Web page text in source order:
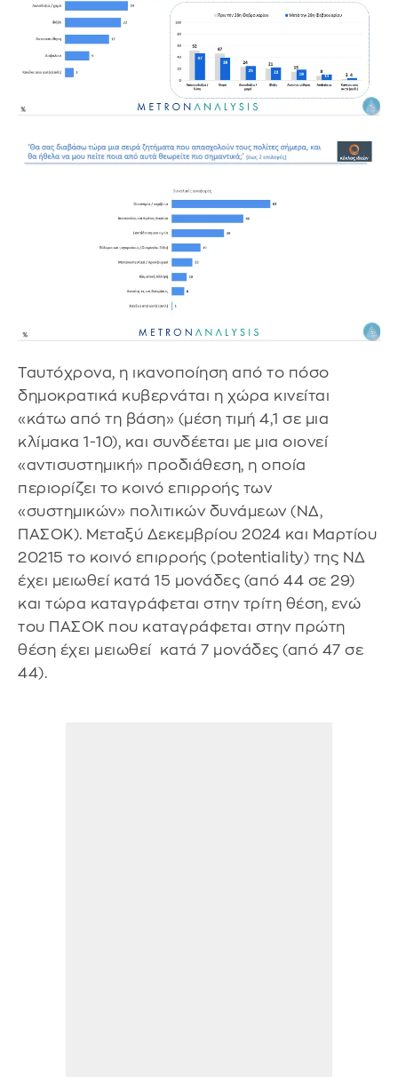
Ταυτόχρονα, η ικανοποίηση από το πόσο
δημοκρατικά κυβερνάται η χώρα κινείται
«κάτω από τη βάση» (μέση τιμή 4,1 σε μια
κλίμακα 1-10), και συνδέεται με μια οιονεί
«αντισυστημική» προδιάθεση, η οποία
περιορίζει το κοινό επιρροής των
«συστημικών» πολιτικών δυνάμεων (ΝΔ,
ΠΑΣΟΚ). Μεταξύ Δεκεμβρίου 2024 και Μαρτίου
20215 το κοινό επιρροής (potentiality) της ΝΔ
έχει μειωθεί κατά 15 μονάδες (από 44 σε 29)
και τώρα καταγράφεται στην τρίτη θέση, ενώ
του ΠΑΣΟΚ που καταγράφεται στην πρώτη
θέση έχει μειωθεί κατά 7 μονάδες (από 47 σε
44).